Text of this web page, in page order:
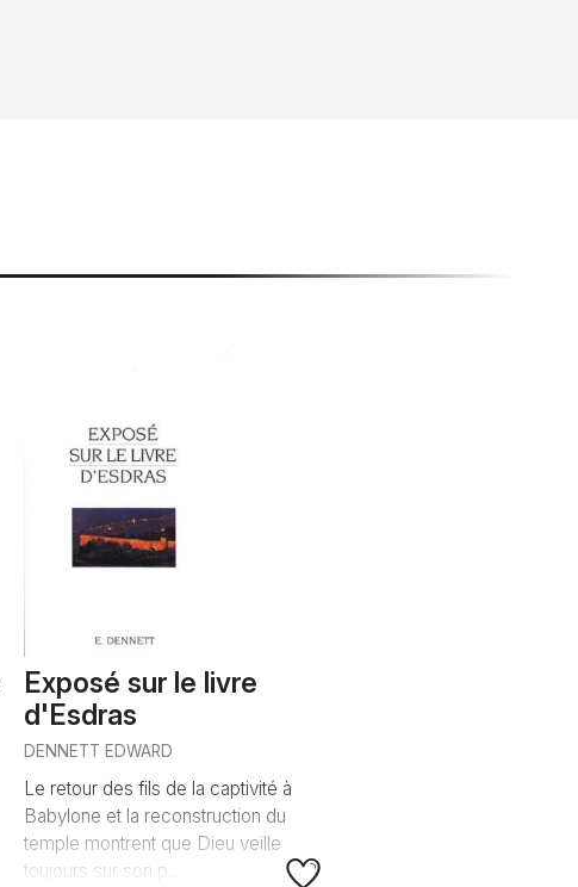
Exposé sur le livre
d'Esdras
DENNETT EDWARD
Le retour des fils de la captivité à
Babylone et la reconstruction du
temple montrent que Dieu veille
toujours sur son p...